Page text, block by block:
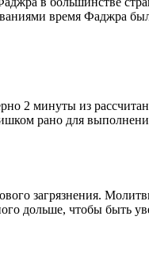
время Фаджра
2 минуты из
рано для
загрязнения.
дольше, чтобы быть